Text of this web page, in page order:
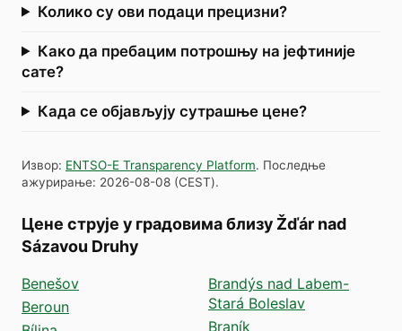
Колико су ови подаци прецизни?
Како да пребацим потрошњу на јефтиније
сате?
Када се објављују сутрашње цене?
Извор: ENTSO-E Transparency Platform. Последње
ажурирање: 2026-08-08 (CEST).
Цене струје у градовима близу Žďár nad
Sázavou Druhy
Benešov
Beroun
Brandýs nad Labem-
Stará Boleslav
Braník